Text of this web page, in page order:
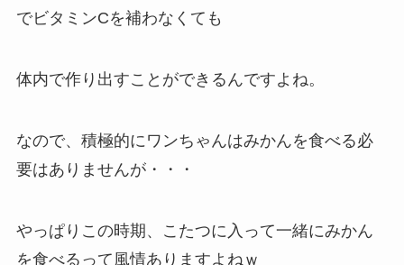
でビタミンCを補わなくても
体内で作り出すことができるんですよね。
なので、積極的にワンちゃんはみかんを食べる必
要はありませんが・・・
やっぱりこの時期、こたつに入って一緒にみかん
を食べるって風情ありますよねｗ